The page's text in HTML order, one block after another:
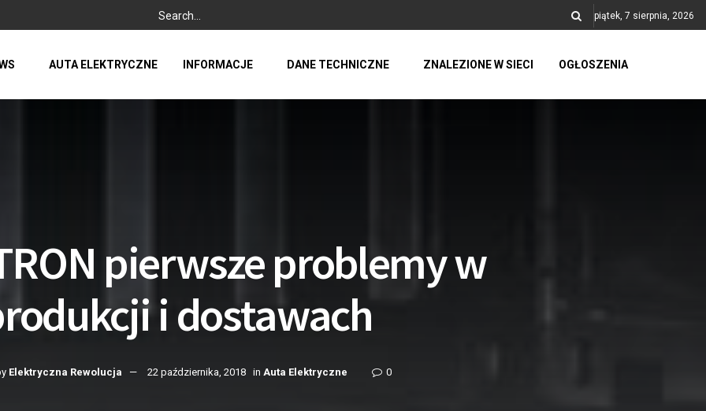
piątek, 7 sierpnia, 2026
AUTA ELEKTRYCZNE INFORMACJE DANE TECHNICZNE ZNALEZIONE W SIECI OGŁOSZENIA
pierwsze problemy w
i dostawach
Elektryczna Rewolucja 22 października, 2018 in Auta Elektryczne 0